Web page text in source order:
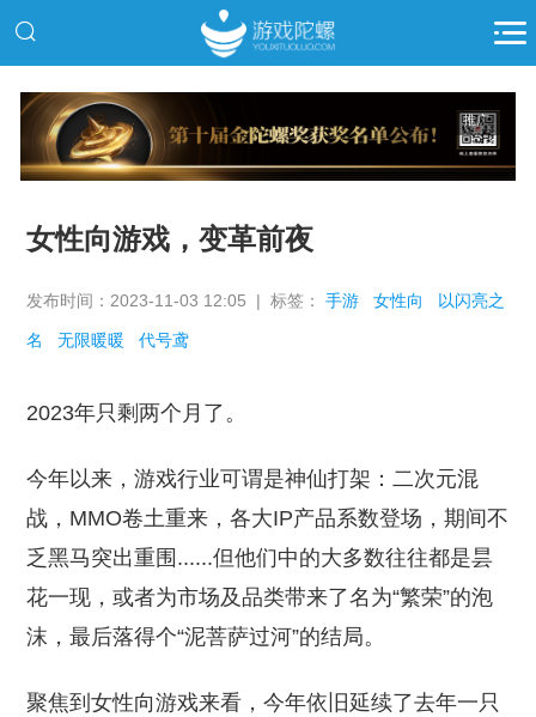
推广
女性向游戏，变革前夜
发布时间：2023-11-03 12:05 | 标签：手游 女性向 以闪亮之
名 无限暖暖 代号鸢
2023年只剩两个月了。
今年以来，游戏行业可谓是神仙打架：二次元混
战，MMO卷土重来，各大IP产品系数登场，期间不
乏黑马突出重围......但他们中的大多数往往都是昙
花一现，或者为市场及品类带来了名为“繁荣”的泡
沫，最后落得个“泥菩萨过河”的结局。
聚焦到女性向游戏来看，今年依旧延续了去年一只